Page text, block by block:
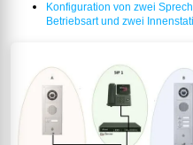
Konfiguration von zwei
Betriebsart und zwei